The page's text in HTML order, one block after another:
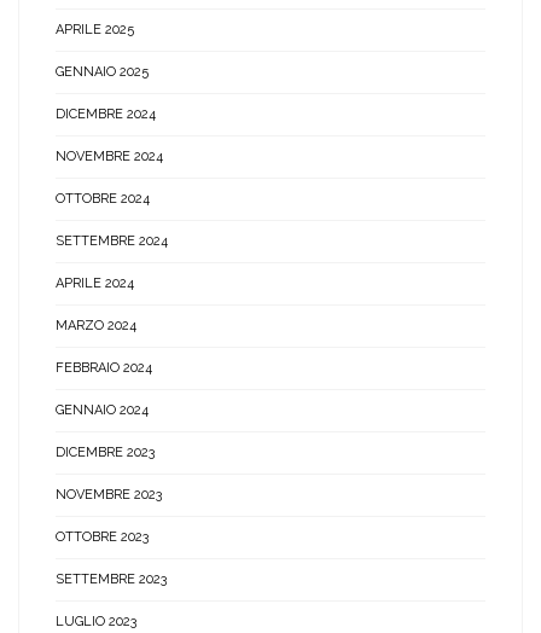
APRILE 2025
GENNAIO 2025
DICEMBRE 2024
NOVEMBRE 2024
OTTOBRE 2024
SETTEMBRE 2024
APRILE 2024
MARZO 2024
FEBBRAIO 2024
GENNAIO 2024
DICEMBRE 2023
NOVEMBRE 2023
OTTOBRE 2023
SETTEMBRE 2023
LUGLIO 2023